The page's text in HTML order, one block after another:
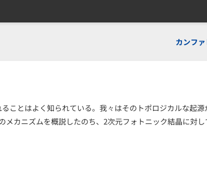
カンフ
ことはよく知られている。我々はそのトポロジカルな起源
カニズムを概説したのち、2次元フォトニック結晶に対し